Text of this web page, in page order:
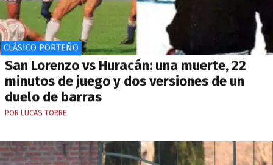
CLÁSICO PORTEÑO
San Lorenzo vs Huracán: una muerte, 22
minutos de juego y dos versiones de un
duelo de barras
POR LUCAS TORRE